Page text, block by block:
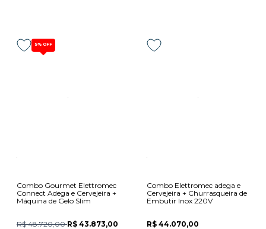
9% OFF
Combo Gourmet Elettromec
Connect Adega e Cervejeira +
Máquina de Gelo Slim
R$ 48.720,00R$ 43.873,00
Combo Elettromec adega e
Cervejeira + Churrasqueira de
Embutir Inox 220V
R$ 44.070,00